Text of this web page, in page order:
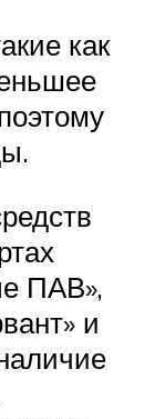
как
ПАВ»,
и